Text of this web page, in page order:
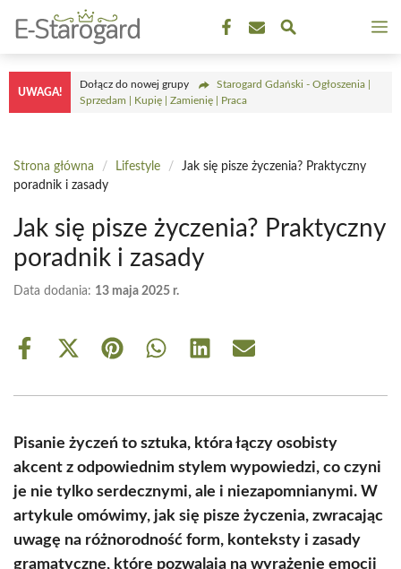
treści
UWAGA!
Dołącz do nowej grupy
Starogard Gdański - Ogłoszenia |
Sprzedam | Kupię | Zamienię | Praca
Strona główna / Lifestyle /
Jak się pisze życzenia? Praktyczny
poradnik i zasady
Jak się pisze życzenia? Praktyczny
poradnik i zasady
Data dodania: 13 maja 2025 r.
Share
Share
(Twitter)
Share Share Share Share
Pisanie życzeń to sztuka, która łączy osobisty
akcent z odpowiednim stylem wypowiedzi, co czyni
je nie tylko serdecznymi, ale i niezapomnianymi. W
artykule omówimy, jak się pisze życzenia, zwracając
uwagę na różnorodność form, konteksty i zasady
gramatyczne, które pozwalają na wyrażenie emocji